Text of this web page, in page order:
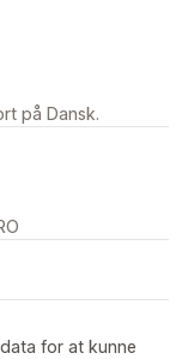
på Dansk.
for at kunne